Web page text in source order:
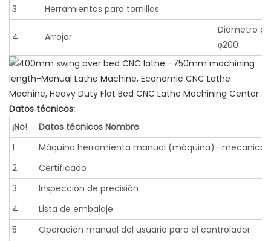
3
Herramientas para tornillos
4 Arrojar
Diámetro
φ200
Datos técnicos:
¡No!
Datos técnicos Nombre
1
Máquina herramienta manual (máquina)—mecanico
2
Certificado
3
Inspección de precisión
4
Lista de embalaje
5
Operación manual del usuario para el controlador